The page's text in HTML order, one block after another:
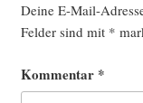
Deine E-Mail-
Felder sind mit *
Kommentar *